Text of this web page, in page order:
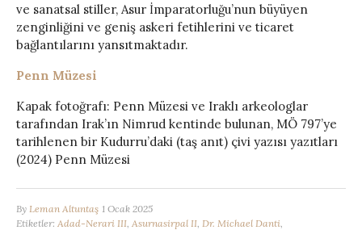
ve sanatsal stiller, Asur İmparatorluğu’nun büyüyen
zenginliğini ve geniş askeri fetihlerini ve ticaret
bağlantılarını yansıtmaktadır.
Penn Müzesi
Kapak fotoğrafı: Penn Müzesi ve Iraklı arkeologlar
tarafından Irak’ın Nimrud kentinde bulunan, MÖ 797’ye
tarihlenen bir Kudurru’daki (taş anıt) çivi yazısı yazıtları
(2024) Penn Müzesi
By Leman Altuntaş 1 Ocak 2025
Etiketler: Adad-Nerari III Asurnasirpal II Dr. Michael Danti